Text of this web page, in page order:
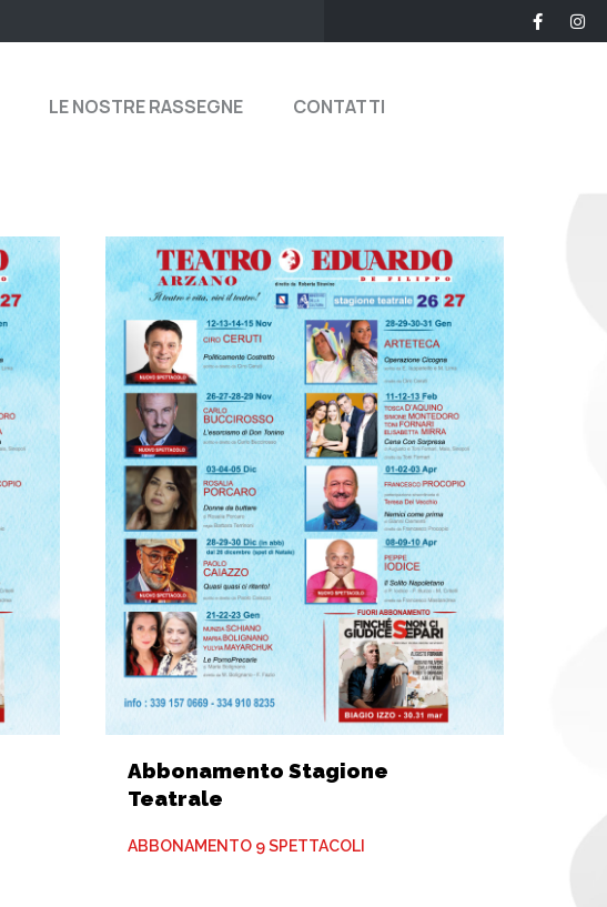
LE NOSTRE RASSEGNE CONTATTI
Abbonamento Stagione
Teatrale
ABBONAMENTO 9 SPETTACOLI